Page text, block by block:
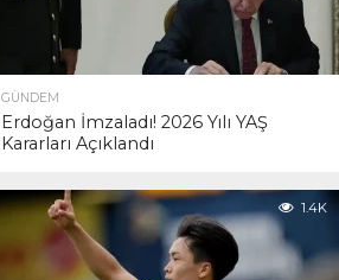
GÜNDEM
Erdoğan İmzaladı! 2026 Yılı YAŞ
Kararları Açıklandı
1.4K